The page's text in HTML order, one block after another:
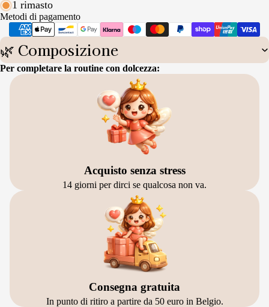
1 rimasto
Metodi di pagamento
🌿 Composizione
Per completare la routine con dolcezza:
Acquisto senza stress
14 giorni per dirci se qualcosa non va.
Consegna gratuita
In punto di ritiro a partire da 50 euro in Belgio.